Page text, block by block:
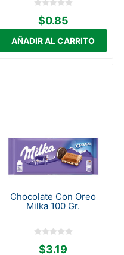
$0.85
Chocolate Con Oreo
Milka 100 Gr.
$3.19